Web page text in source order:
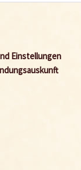
Einstellungen